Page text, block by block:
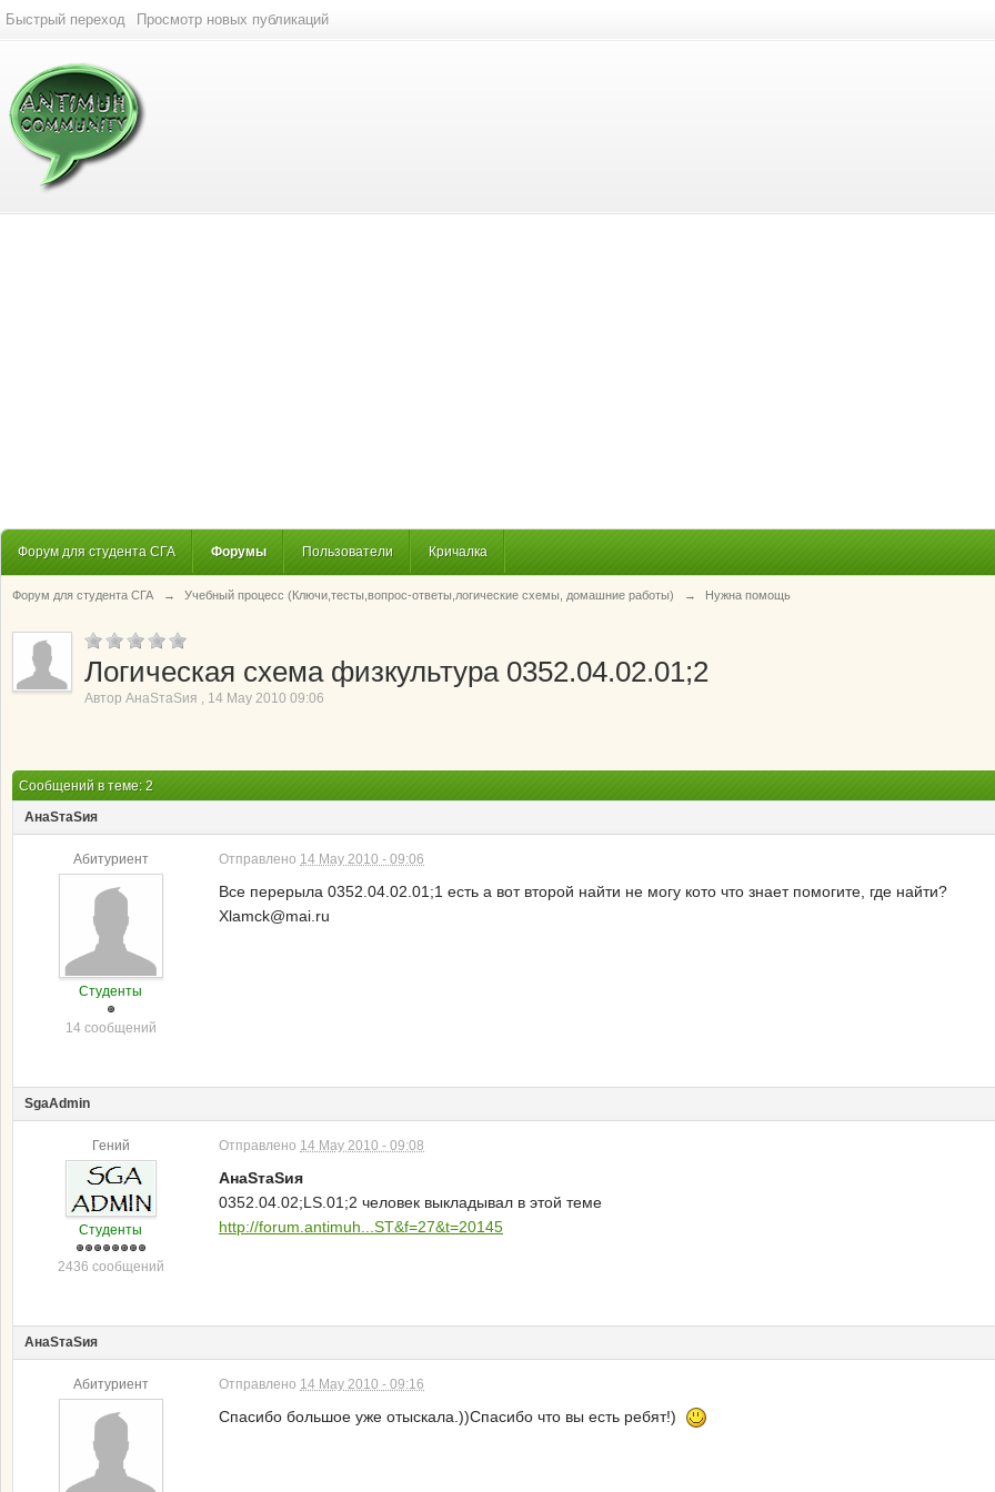
Быстрый переход Просмотр новых публикаций
Форум для студента СГА Форумы Пользователи Кричалка
Форум для студента СГА → Учебный процесс (Ключи,тесты,вопрос-ответы,логические схемы, домашние работы) → Нужна помощь
Логическая схема физкультура 0352.04.02.01;2
Автор АнаSтаSия , 14 May 2010 09:06
Сообщений в теме: 2
АнаSтаSия
Абитуриент
Студенты
14 сообщений
Отправлено 14 May 2010 - 09:06
Все перерыла 0352.04.02.01;1 есть а вот второй найти не могу кото что знает помогите, где найти?
Xlamck@mai.ru
SgaAdmin
Гений
Студенты
2436 сообщений
Отправлено 14 May 2010 - 09:08
АнаSтаSия
0352.04.02;LS.01;2 человек выкладывал в этой теме
http://forum.antimuh...ST&f=27&t=20145
АнаSтаSия
Абитуриент Отправлено 14 May 2010 - 09:16
Спасибо большое уже отыскала.))Спасибо что вы есть ребят!)